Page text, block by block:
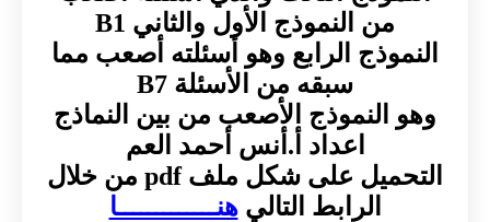
من النموذج الأول والثاني B1
النموذج الرابع وهو أسئلته أصعب مما
سبقه من الأسئلة B7
وهو النموذج الأصعب من بين النماذج
اعداد أ.أنس أحمد العم
التحميل على شكل ملف pdf من خلال
الرابط التاليهنـــــــــــــا